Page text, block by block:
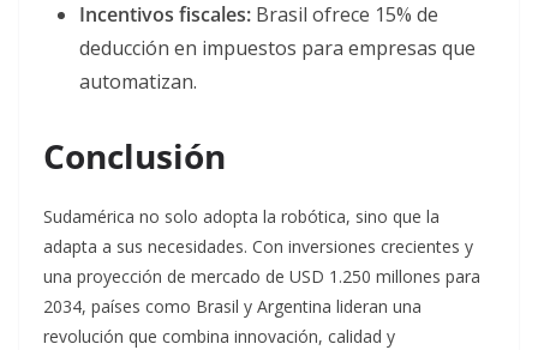
Incentivos fiscales: Brasil ofrece 15% de
deducción en impuestos para empresas que
automatizan.
Conclusión
Sudamérica no solo adopta la robótica, sino que la
adapta a sus necesidades. Con inversiones crecientes y
una proyección de mercado de USD 1.250 millones para
2034, países como Brasil y Argentina lideran una
revolución que combina innovación, calidad y